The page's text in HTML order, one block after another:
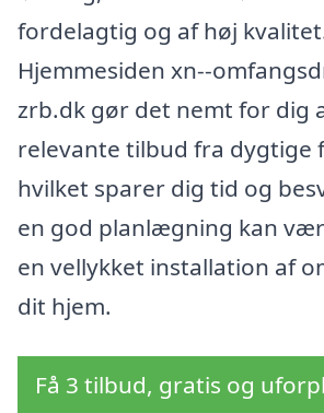
fordelagtig og af høj
Hjemmesiden xn--
zrb.dk gør det nemt for dig
relevante tilbud fra dygtige
hvilket sparer dig tid og
en god planlægning kan
en vellykket installation af
dit hjem.
Få 3 tilbud, gratis og